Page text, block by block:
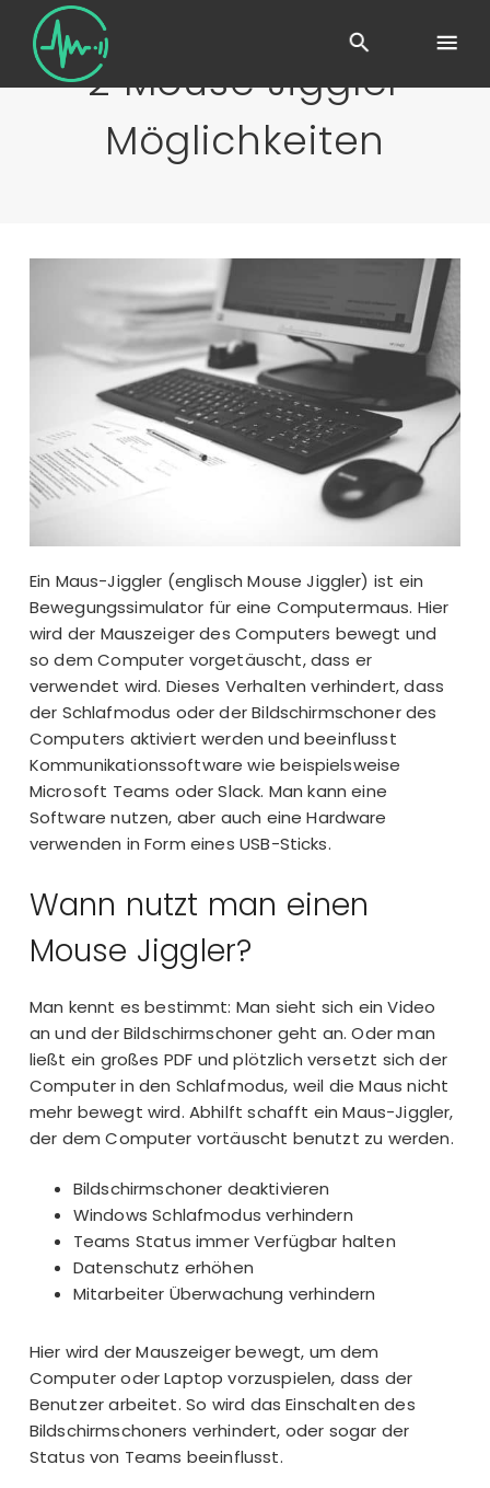
2 Mouse Jiggler
Möglichkeiten
Ein Maus-Jiggler (englisch Mouse Jiggler) ist ein
Bewegungssimulator für eine Computermaus. Hier
wird der Mauszeiger des Computers bewegt und
so dem Computer vorgetäuscht, dass er
verwendet wird. Dieses Verhalten verhindert, dass
der Schlafmodus oder der Bildschirmschoner des
Computers aktiviert werden und beeinflusst
Kommunikationssoftware wie beispielsweise
Microsoft Teams oder Slack. Man kann eine
Software nutzen, aber auch eine Hardware
verwenden in Form eines USB-Sticks.
Wann nutzt man einen
Mouse Jiggler?
Man kennt es bestimmt: Man sieht sich ein Video
an und der Bildschirmschoner geht an. Oder man
ließt ein großes PDF und plötzlich versetzt sich der
Computer in den Schlafmodus, weil die Maus nicht
mehr bewegt wird. Abhilft schafft ein Maus-Jiggler,
der dem Computer vortäuscht benutzt zu werden.
Bildschirmschoner deaktivieren
Windows Schlafmodus verhindern
Teams Status immer Verfügbar halten
Datenschutz erhöhen
Mitarbeiter Überwachung verhindern
Hier wird der Mauszeiger bewegt, um dem
Computer oder Laptop vorzuspielen, dass der
Benutzer arbeitet. So wird das Einschalten des
Bildschirmschoners verhindert, oder sogar der
Status von Teams beeinflusst.